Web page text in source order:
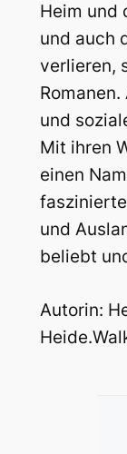
Heim und
und auch
verlieren,
und
Mit ihren
einen
und
beliebt
Autorin: